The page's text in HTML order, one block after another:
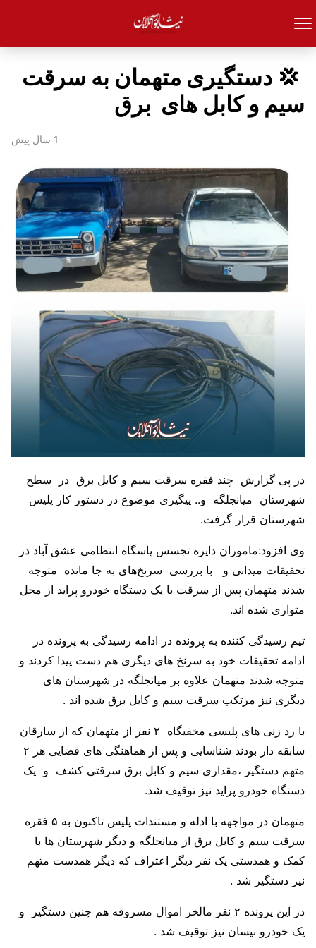
‌ 💢 دستگیری متهمان به سرقت
سیم و کابل های برق
1 سال پیش
در پی گزارش چند فقره سرقت سیم و کابل برق در سطح
شهرستان میانجلگه و.. پیگیری موضوع در دستور کار پلیس
شهرستان قرار گرفت.
وی افزود:ماموران دایره تجسس پاسگاه انتظامی عشق آباد در
تحقیقات میدانی و با بررسی سرنخ‌های به جا مانده متوجه
شدند متهمان پس از سرقت با یک دستگاه خودرو پراید از محل
متواری شده اند.
تیم رسیدگی کننده به پرونده در ادامه رسیدگی به پرونده در
ادامه تحقیقات خود به سرنخ های دیگری هم دست پیدا کردند و
متوجه شدند متهمان علاوه بر میانجلگه در شهرستان های
دیگری نیز مرتکب سرقت سیم و کابل برق شده اند .
با رد زنی های پلیسی مخفیگاه ۲ نفر از متهمان که از سارقان
سابقه دار بودند شناسایی و پس از هماهنگی های قضایی هر ۲
متهم دستگیر ،مقداری سیم و کابل برق سرقتی کشف و یک
دستگاه خودرو پراید نیز توقیف شد.
متهمان در مواجهه با ادله و مستندات پلیس تاکنون به ۵ فقره
سرقت سیم و کابل برق از میانجلگه و دیگر شهرستان ها با
کمک و همدستی یک نفر دیگر اعتراف که دیگر همدست متهم
نیز دستگیر شد .
در این پرونده ۲ نفر مالخر اموال مسروقه هم چنین دستگیر و
یک خودرو نیسان نیز توقیف شد .